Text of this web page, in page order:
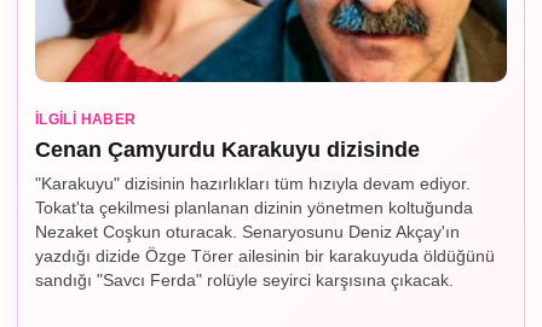
İLGILI HABER
Cenan Çamyurdu Karakuyu dizisinde
"Karakuyu" dizisinin hazırlıkları tüm hızıyla devam ediyor.
Tokat'ta çekilmesi planlanan dizinin yönetmen koltuğunda
Nezaket Coşkun oturacak. Senaryosunu Deniz Akçay'ın
yazdığı dizide Özge Törer ailesinin bir karakuyuda öldüğünü
sandığı "Savcı Ferda" rolüyle seyirci karşısına çıkacak.